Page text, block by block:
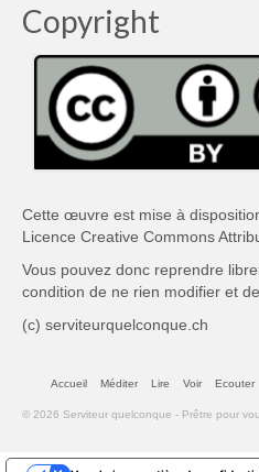
Copyright
Cette œuvre est mise à
Licence Creative Commons
Vous pouvez donc reprendre
condition de ne rien modifier et
(c) serviteurquelconque.ch
Accueil Méditer Lire Voir Ecouter
© 2026 Serviteur quelconque - Prêtre pour